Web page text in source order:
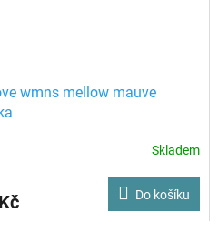
wmns mellow mauve
Skladem
Do košíku